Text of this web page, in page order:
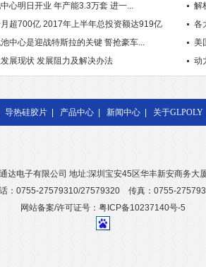
心明日开业 年产能3.3万套 进一...
解
超700亿 2017年上半年总投资额达919亿
各
中心是迎战特斯拉的关键 誓抢豪车...
美
展现状 发展阻力及解决办法
动
导热硅胶片 产品中心 新闻中心 关于GLPOLY
达电子有限公司 地址:深圳宝安45区华丰新安商务大
：0755-27579310/27579320 传真：0755-
网站备案/许可证号：粤ICP备10237140号-5